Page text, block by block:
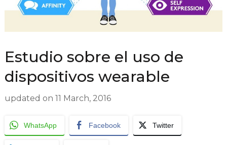
Estudio sobre el uso de
dispositivos wearable
updated on 11 March, 2016
WhatsApp Facebook Twitter